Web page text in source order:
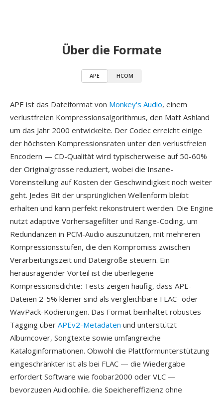
Über die Formate
APE HCOM
APE ist das Dateiformat von Monkey's Audio, einem
verlustfreien Kompressionsalgorithmus, den Matt Ashland
um das Jahr 2000 entwickelte. Der Codec erreicht einige
der höchsten Kompressionsraten unter den verlustfreien
Encodern — CD-Qualität wird typischerweise auf 50-60%
der Originalgrösse reduziert, wobei die Insane-
Voreinstellung auf Kosten der Geschwindigkeit noch weiter
geht. Jedes Bit der ursprünglichen Wellenform bleibt
erhalten und kann perfekt rekonstruiert werden. Die Engine
nutzt adaptive Vorhersagefilter und Range-Coding, um
Redundanzen in PCM-Audio auszunutzen, mit mehreren
Kompressionsstufen, die den Kompromiss zwischen
Verarbeitungszeit und Dateigröße steuern. Ein
herausragender Vorteil ist die überlegene
Kompressionsdichte: Tests zeigen häufig, dass APE-
Dateien 2-5% kleiner sind als vergleichbare FLAC- oder
WavPack-Kodierungen. Das Format beinhaltet robustes
Tagging über APEv2-Metadaten und unterstützt
Albumcover, Songtexte sowie umfangreiche
Kataloginformationen. Obwohl die Plattformunterstützung
eingeschränkter ist als bei FLAC — die Wiedergabe
erfordert Software wie foobar2000 oder VLC —
bevorzugen Audiophile, die Speichereffizienz ohne